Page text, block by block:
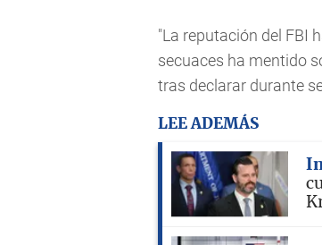
"La reputación del FBI
secuaces ha mentido
tras declarar durante
LEE ADEMÁS